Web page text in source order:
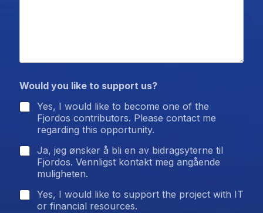
Would you like to support us?
Yes, I would like to become one of the
Fjordos contributors. Please contact me
regarding this opportunity.
Ja, jeg ønsker å bli en av bidragsyterne til
Fjordos. Vennligst kontakt meg angående
muligheten.
Yes, I would like to support the project with IT
or financial resources.